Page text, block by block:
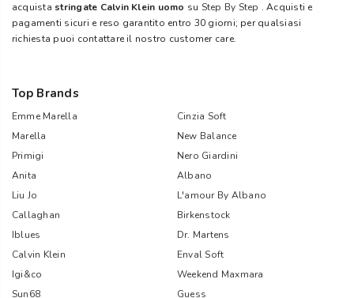
acquista stringate Calvin Klein uomo su Step By Step . Acquisti e
pagamenti sicuri e reso garantito entro 30 giorni; per qualsiasi
richiesta puoi contattare il nostro customer care.
Top Brands
Emme Marella
Cinzia Soft
Marella
New Balance
Primigi
Nero Giardini
Anita
Albano
Liu Jo
L'amour By Albano
Callaghan
Birkenstock
Iblues
Dr. Martens
Calvin Klein
Enval Soft
Igi&co
Weekend Maxmara
Sun68
Guess